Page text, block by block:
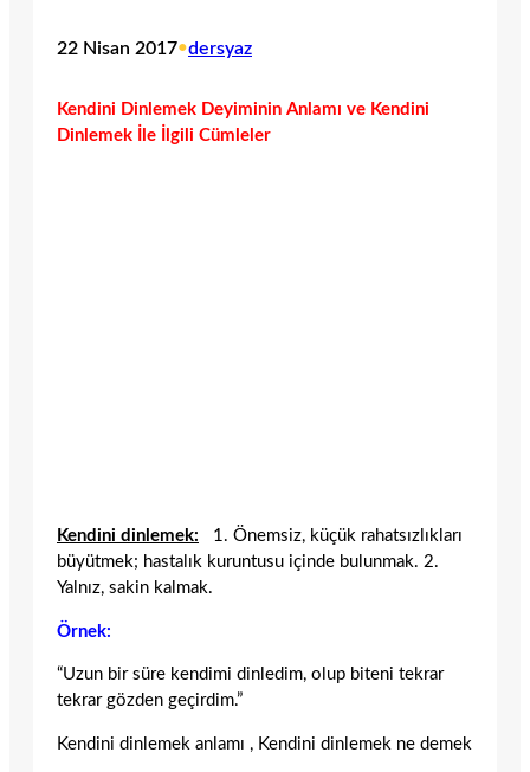
22 Nisan 2017•dersyaz
Kendini Dinlemek Deyiminin Anlamı ve Kendini
Dinlemek İle İlgili Cümleler
Kendini dinlemek: 1. Önemsiz, küçük rahatsızlıkları
büyütmek; hastalık kuruntusu içinde bulunmak. 2.
Yalnız, sakin kalmak.
Örnek:
“Uzun bir süre kendimi dinledim, olup biteni tekrar
tekrar gözden geçirdim.”
Kendini dinlemek anlamı , Kendini dinlemek ne demek